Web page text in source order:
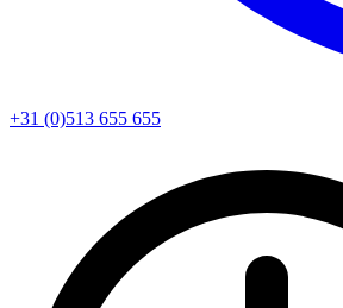
+31 (0)513 655 655